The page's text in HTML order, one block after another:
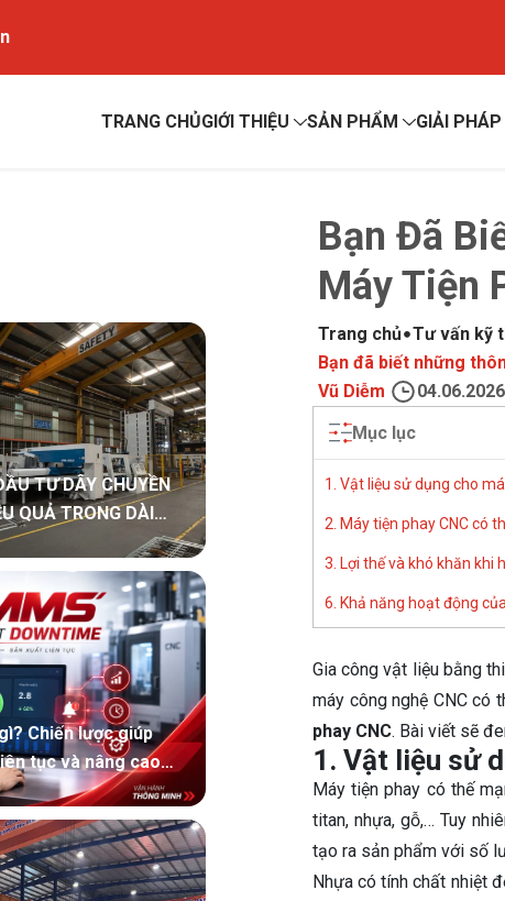
TRANG CHỦGIỚI THIỆU SẢN PHẨM GIẢI PHÁP
TƯ DÂY CHUYỀN
QUẢ TRONG DÀI
Chiến lược giúp
tục và nâng cao
Bạn Đã
Máy Tiện
Trang chủ Tư vấn kỹ
Bạn đã biết những
Vũ Diễm
04.06.2026
Mục lục
1. Vật liệu sử dụng cho
2. Máy tiện phay CNC có
3. Lợi thế và khó khăn khi
6. Khả năng hoạt động
Gia công vật liệu bằng
máy công nghệ CNC có
phay CNC. Bài viết sẽ
1. Vật liệu sử
Máy tiện phay có thế
titan, nhựa, gỗ,… Tuy
tạo ra sản phẩm với số
Nhựa có tính chất nhiệt